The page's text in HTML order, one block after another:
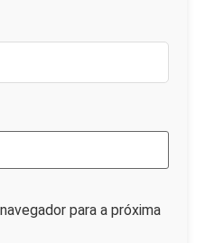
para a próxima